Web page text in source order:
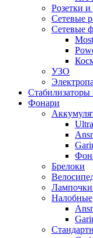
Розетки
Сетевые
Сетевые
Most
УЗО
Фонари
Брелоки
Лампочки
Налобные